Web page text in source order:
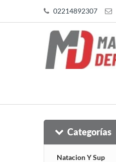
02214892307
Categorías
Natacion Y Sup